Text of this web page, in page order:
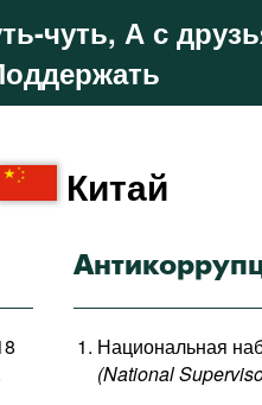
чуть, А с
Китай
Национальная
(National